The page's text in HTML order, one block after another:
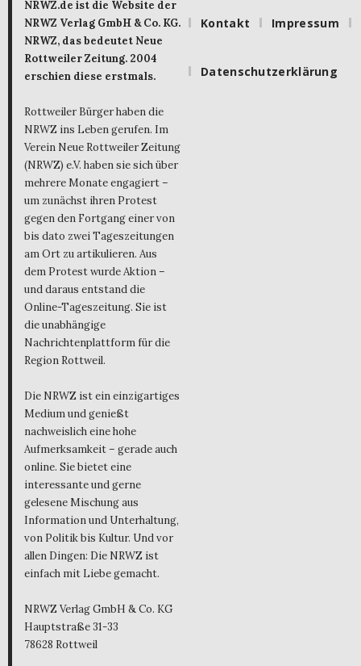
NRWZ.de ist die Website der
NRWZ Verlag GmbH & Co. KG.
NRWZ, das bedeutet Neue
Rottweiler Zeitung. 2004
erschien diese erstmals.
Rottweiler Bürger haben die
NRWZ ins Leben gerufen. Im
Verein Neue Rottweiler Zeitung
(NRWZ) e.V. haben sie sich über
mehrere Monate engagiert –
um zunächst ihren Protest
gegen den Fortgang einer von
bis dato zwei Tageszeitungen
am Ort zu artikulieren. Aus
dem Protest wurde Aktion –
und daraus entstand die
Online-Tageszeitung. Sie ist
die unabhängige
Nachrichtenplattform für die
Region Rottweil.
Die NRWZ ist ein einzigartiges
Medium und genießt
nachweislich eine hohe
Aufmerksamkeit – gerade auch
online. Sie bietet eine
interessante und gerne
gelesene Mischung aus
Information und Unterhaltung,
von Politik bis Kultur. Und vor
allen Dingen: Die NRWZ ist
einfach mit Liebe gemacht.
NRWZ Verlag GmbH & Co. KG
Hauptstraße 31-33
78628 Rottweil
Kontakt Impressum
Datenschutzerklärung